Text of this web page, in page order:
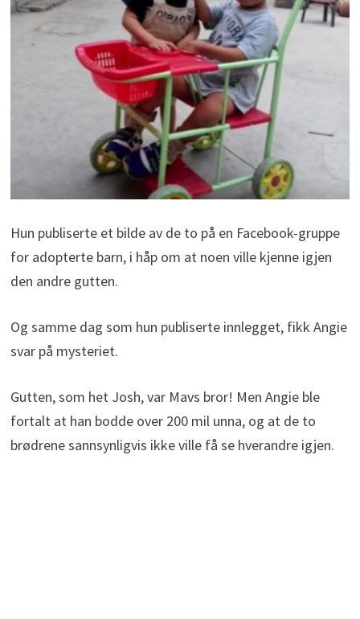
Hun publiserte et bilde av de to på en Facebook-gruppe
for adopterte barn, i håp om at noen ville kjenne igjen
den andre gutten.
Og samme dag som hun publiserte innlegget, fikk Angie
svar på mysteriet.
Gutten, som het Josh, var Mavs bror! Men Angie ble
fortalt at han bodde over 200 mil unna, og at de to
brødrene sannsynligvis ikke ville få se hverandre igjen.